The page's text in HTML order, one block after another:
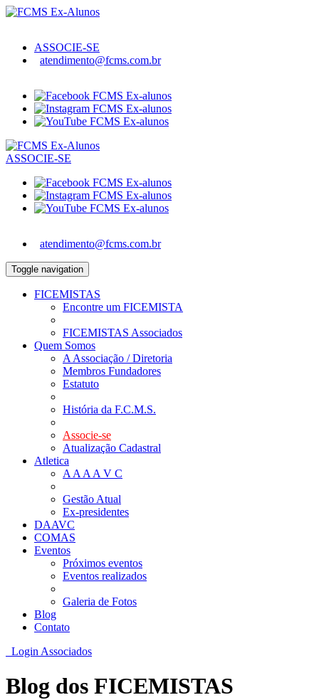
ASSOCIE-SE
atendimento@fcms.com.br
ASSOCIE-SE
atendimento@fcms.com.br
Toggle navigation
FICEMISTAS
Encontre um FICEMISTA
FICEMISTAS Associados
Quem Somos
A Associação / Diretoria
Membros Fundadores
Estatuto
História da F.C.M.S.
Associe-se
Atualização Cadastral
Atletica
A A A A V C
Gestão Atual
Ex-presidentes
DAAVC
COMAS
Eventos
Próximos eventos
Eventos realizados
Galeria de Fotos
Blog
Contato
Login Associados
Blog dos FICEMISTAS